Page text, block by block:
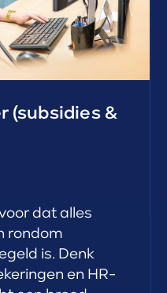
(subsidies &
dat alles
rondom
is. Denk
en HR-